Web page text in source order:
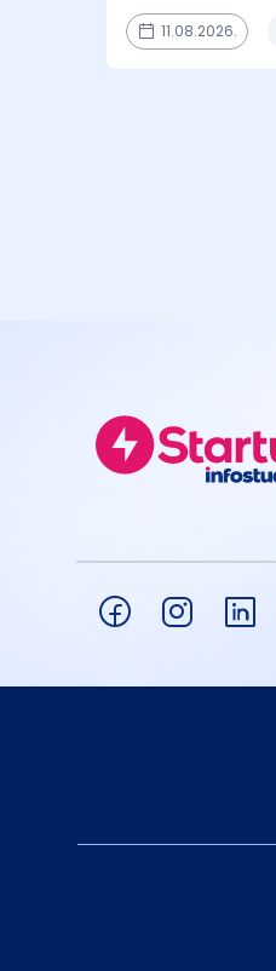
11.08.2026.